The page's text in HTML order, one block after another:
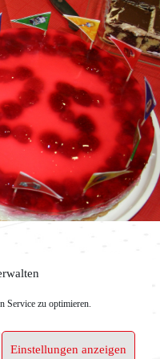
Service zu optimieren.
Einstellungen anzeigen